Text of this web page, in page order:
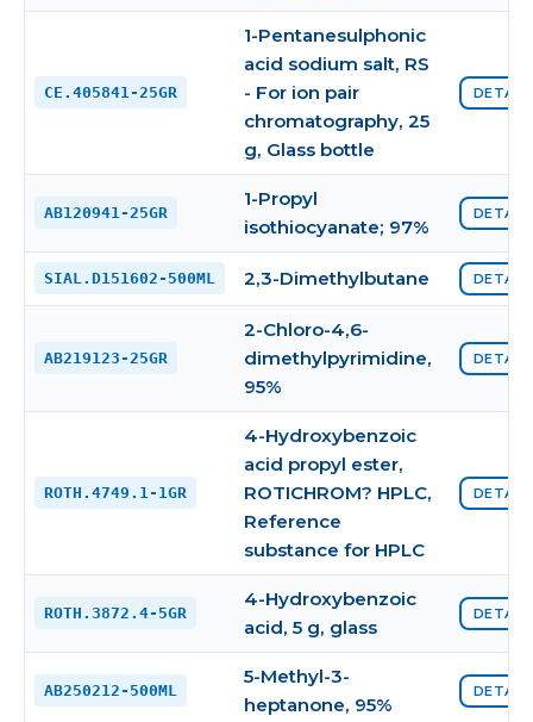
CE.405841-25GR
1-Pentanesulphonic
acid sodium salt, RS
- For ion pair
chromatography, 25
g, Glass bottle
DETAYI
AB120941-25GR
1-Propyl
isothiocyanate; 97%
DETAYI
SIAL.D151602-500ML 2,3-Dimethylbutane DETAYI
AB219123-25GR
2-Chloro-4,6-
dimethylpyrimidine,
95%
DETAYI
ROTH.4749.1-1GR
4-Hydroxybenzoic
acid propyl ester,
ROTICHROM? HPLC,
Reference
substance for HPLC
DETAYI
ROTH.3872.4-5GR
4-Hydroxybenzoic
acid, 5 g, glass
DETAYI
AB250212-500ML
5-Methyl-3-
heptanone, 95%
DETAYI